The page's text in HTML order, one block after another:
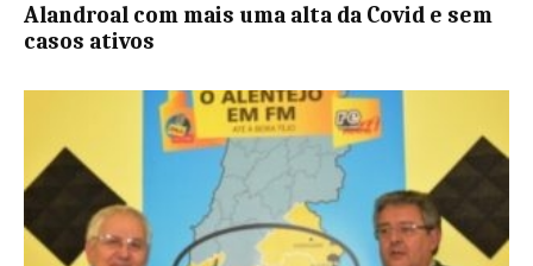
Alandroal com mais uma alta da Covid e sem
casos ativos